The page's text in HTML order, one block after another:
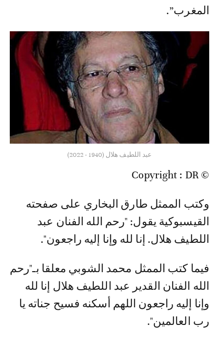
المغرب”.
عبد اللطيف هلال (1940 - 2022)
© Copyright : DR
وكتب الممثل طارق البخاري على صفحته
القيسبوكية يقول: "رحم الله الفنان عبد
اللطيف هلال. إنا لله وإنا إليه راجعون".
فيما كتب الممثل محمد الشوبي معلقا بـ"رحم
الله الفنان القدير عبد اللطيف هلال إنا لله
وإنا إليه راجعون اللهم أسكنه فسيح جناته يا
رب العالمين".